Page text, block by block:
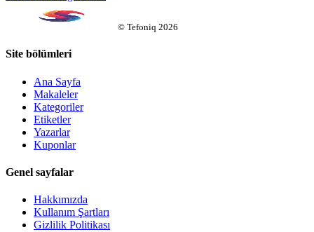
© Tefoniq 2026
Site bölümleri
Ana Sayfa
Makaleler
Kategoriler
Etiketler
Yazarlar
Kuponlar
Genel sayfalar
Hakkımızda
Kullanım Şartları
Gizlilik Politikası